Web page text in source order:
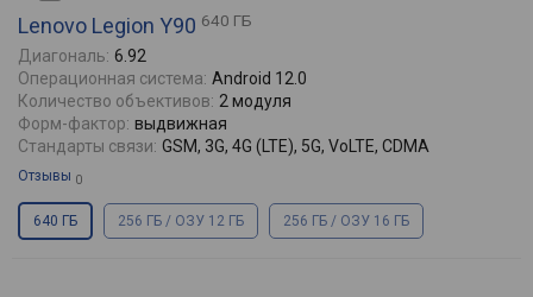
Lenovo Legion Y90 640 ГБ
Диагональ: 6.92
Операционная система: Android 12.0
Количество объективов: 2 модуля
Форм-фактор: выдвижная
Стандарты связи: GSM, 3G, 4G (LTE), 5G, VoLTE, CDMA
Отзывы 0
640 ГБ 256 ГБ / ОЗУ 12 ГБ 256 ГБ / ОЗУ 16 ГБ